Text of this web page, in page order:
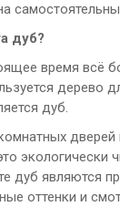
дуб?
время всё
дуб.
экологически
дуб являются
оттенки и